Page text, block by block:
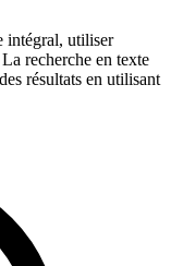
intégral, utiliser
recherche en texte
résultats en utilisant